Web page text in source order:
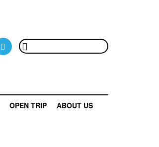
OPEN TRIP ABOUT US